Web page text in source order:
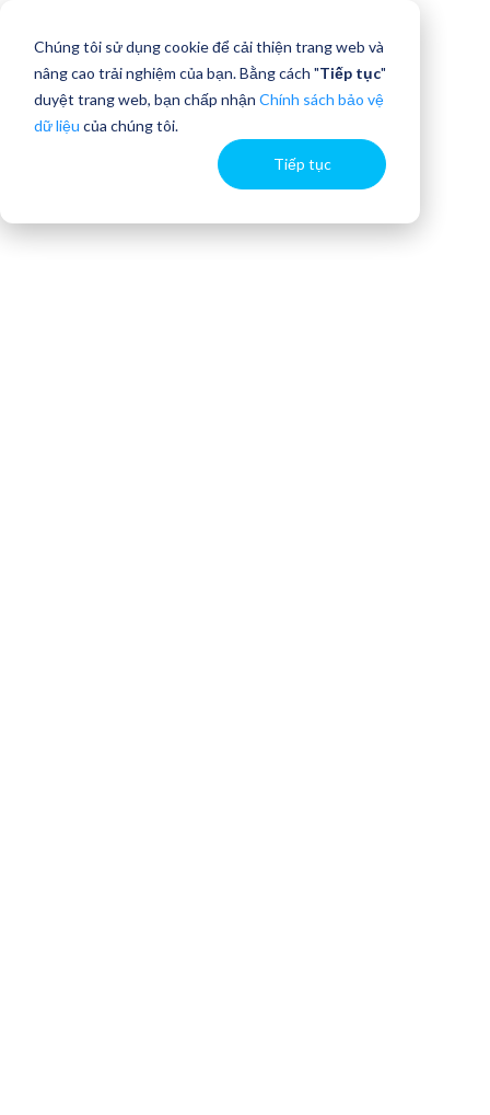
Chúng tôi sử dụng cookie để cải thiện trang web và
nâng cao trải nghiệm của bạn. Bằng cách "Tiếp tục"
duyệt trang web, bạn chấp nhận Chính sách bảo vệ
dữ liệu của chúng tôi.
Tiếp tục